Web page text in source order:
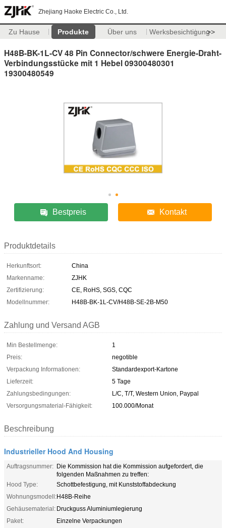
Zhejiang Haoke Electric Co., Ltd.
Zu Hause Produkte Über uns Werksbesichtigung>>
H48B-BK-1L-CV 48 Pin Connector/schwere Energie-Draht-
Verbindungsstücke mit 1 Hebel 09300480301
19300480549
Bestpreis Kontakt
Produktdetails
Herkunftsort:
China
Markenname:
ZJHK
Zertifizierung:
CE, RoHS, SGS, CQC
Modellnummer:
H48B-BK-1L-CV/H48B-SE-2B-M50
Zahlung und Versand AGB
Min Bestellmenge:
1
Preis:
negotible
Verpackung Informationen:
Standardexport-Kartone
Lieferzeit:
5 Tage
Zahlungsbedingungen:
L/C, T/T, Western Union, Paypal
Versorgungsmaterial-Fähigkeit:
100.000/Monat
Beschreibung
Industrieller Hood And Housing
Auftragsnummer: Die Kommission hat die Kommission aufgefordert, die
folgenden Maßnahmen zu treffen:
Hood Type:
Schottbefestigung, mit Kunststoffabdeckung
Wohnungsmodell:H48B-Reihe
Gehäusematerial: Druckguss Aluminiumlegierung
Paket:
Einzelne Verpackungen